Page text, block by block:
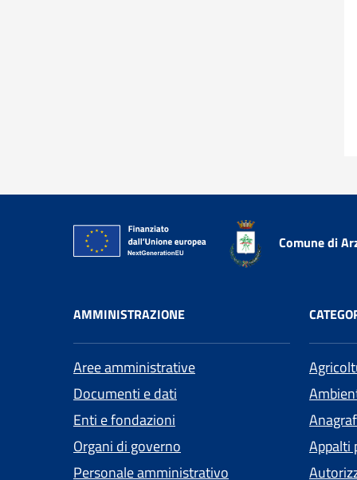
Comune di
AMMINISTRAZIONE
Aree amministrative
Documenti e dati
Enti e fondazioni
Organi di governo
Personale amministrativo
Appalti